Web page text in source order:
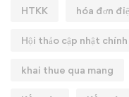
HTKK hóa đơn
Hội thảo cập nhật
khai thue qua mang